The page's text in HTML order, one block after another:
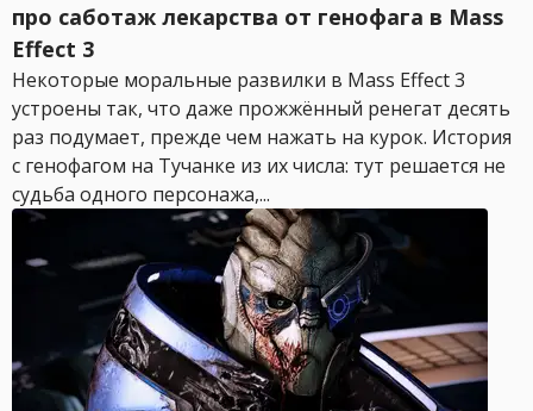
про саботаж лекарства от генофага в Mass
Effect 3
Некоторые моральные развилки в Mass Effect 3
устроены так, что даже прожжённый ренегат десять
раз подумает, прежде чем нажать на курок. История
с генофагом на Тучанке из их числа: тут решается не
судьба одного персонажа,...